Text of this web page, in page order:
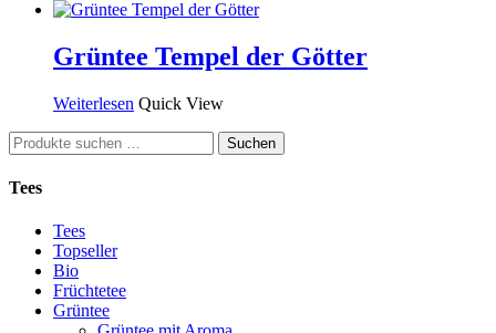
Grüntee Tempel der Götter
Weiterlesen Quick View
Suchen
nach:
Suchen
Tees
Tees
Topseller
Bio
Früchtetee
Grüntee